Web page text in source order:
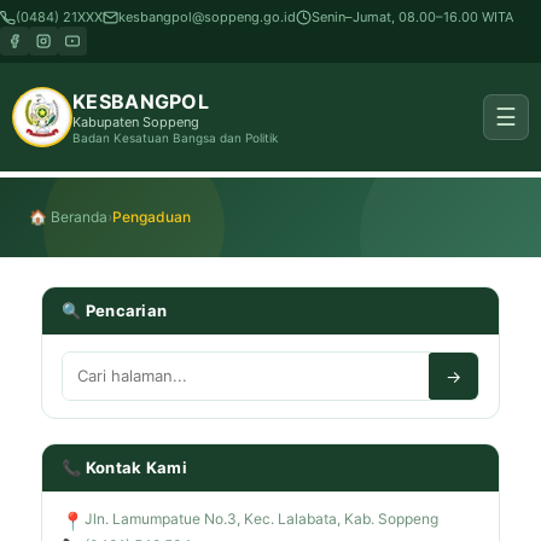
(0484) 21XXX kesbangpol@soppeng.go.id Senin–Jumat, 08.00–16.00 WITA
KESBANGPOL
Kabupaten Soppeng
Badan Kesatuan Bangsa dan Politik
☰
🏠 Beranda›Pengaduan
🔍 Pencarian
→
📞 Kontak Kami
📍 Jln. Lamumpatue No.3, Kec. Lalabata, Kab. Soppeng